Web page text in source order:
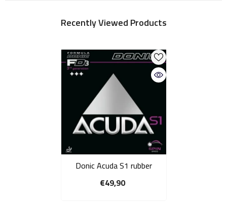
Recently Viewed Products
Donic Acuda S1 rubber
€49,90